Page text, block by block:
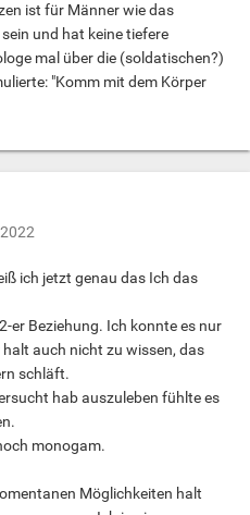
ist für Männer wie das
und hat keine tiefere
mal über die (soldatischen?)
"Komm mit dem Körper
ich jetzt genau das Ich das
er Beziehung. Ich konnte es nur
auch nicht zu wissen, das
schläft.
hab auszuleben fühlte es
monogam.
Möglichkeiten halt